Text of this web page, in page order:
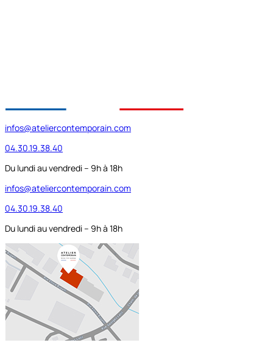
infos@ateliercontemporain.com
04.30.19.38.40
Du lundi au vendredi – 9h à 18h
infos@ateliercontemporain.com
04.30.19.38.40
Du lundi au vendredi – 9h à 18h